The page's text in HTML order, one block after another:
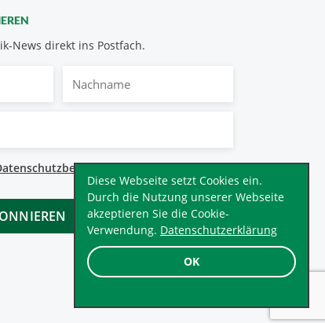
OK
Diese Webseite setzt Cookies ein.
Durch die Nutzung unserer Webseite
akzeptieren Sie die Cookie-
Verwendung. Datenschutzerklärung
News direkt ins Postfach.
.*